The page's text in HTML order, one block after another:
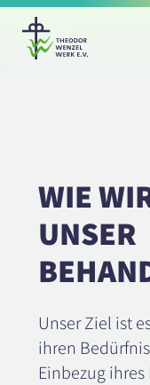
WIE
UNSER
Unser Ziel ist
ihren
Einbezug